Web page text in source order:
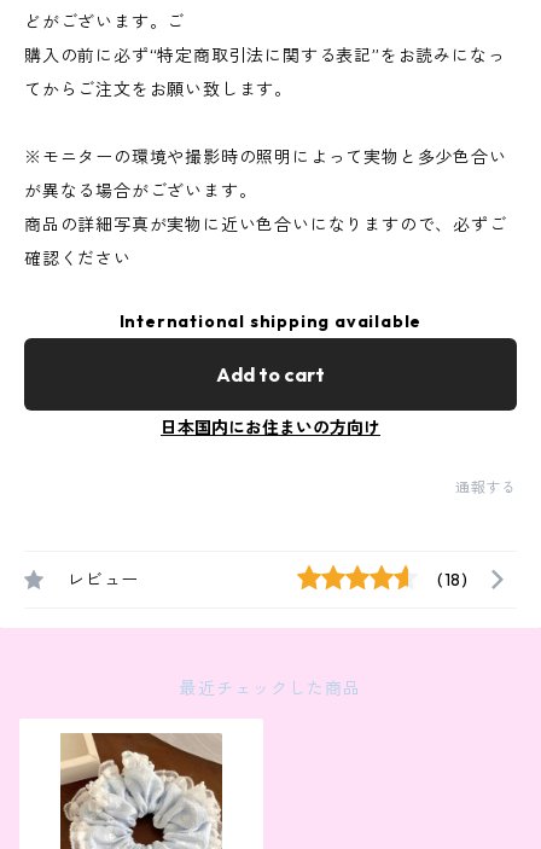
どがございます。ご
購入の前に必ず“特定商取引法に関する表記”をお読みになっ
てからご注文をお願い致します。
※モニターの環境や撮影時の照明によって実物と多少色合い
が異なる場合がございます。
商品の詳細写真が実物に近い色合いになりますので、必ずご
確認ください
International shipping available
Add to cart
日本国内にお住まいの方向け
通報する
レビュー (18)
最近チェックした商品